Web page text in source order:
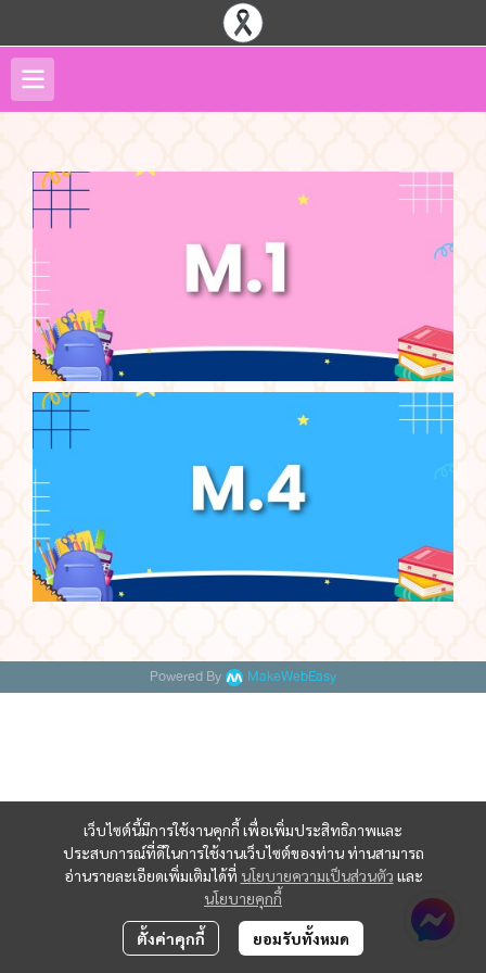
เว็บไซต์นี้มีการใช้งานคุกกี้ เพื่อเพิ่มประสิทธิภาพและ
ประสบการณ์ที่ดีในการใช้งานเว็บไซต์ของท่าน ท่านสามารถ
อ่านรายละเอียดเพิ่มเติมได้ที่ นโยบายความเป็นส่วนตัว และ
นโยบายคุกกี้
ตั้งค่าคุกกี้ ยอมรับทั้งหมด
Powered By MakeWebEasy